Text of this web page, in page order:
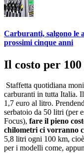
Carburanti, salgono le
prossimi cinque anni
Il costo per
Staffetta quotidiana
carburanti in tutta Italia.
1,7 euro al litro.
serbatoio da 50 litri (per
Focus), fare il pieno
chilometri ci vorranno
5,8 litri ogni 100 km,
per i modelli come,